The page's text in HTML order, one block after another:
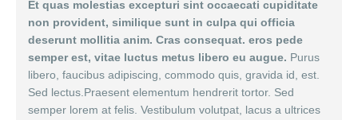
Et quas molestias excepturi sint occaecati cupiditate
non provident, similique sunt in culpa qui officia
deserunt mollitia anim. Cras consequat. eros pede
semper est, vitae luctus metus libero eu augue. Purus
libero, faucibus adipiscing, commodo quis, gravida id, est.
Sed lectus.Praesent elementum hendrerit tortor. Sed
semper lorem at felis. Vestibulum volutpat, lacus a ultrices